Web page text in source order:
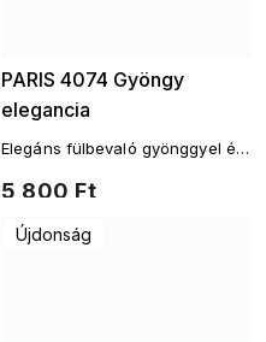
PARIS 4074 Gyöngy
elegancia
5 800 Ft
Elegáns fülbevaló gyönggyel és
Újdonság